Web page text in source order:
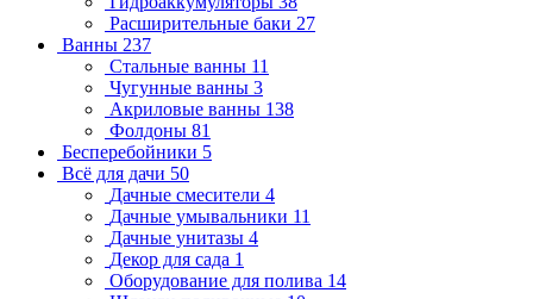
Расширительные баки 27
Ванны 237
Стальные ванны 11
Чугунные ванны 3
Акриловые ванны 138
Фолдоны 81
Бесперебойники 5
Всё для дачи 50
Дачные смесители 4
Дачные умывальники 11
Дачные унитазы 4
Декор для сада 1
Оборудование для полива 14